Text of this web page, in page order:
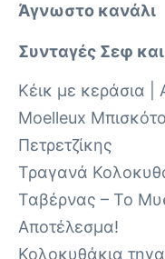
Άγνωστο κανάλι
Συνταγές Σεφ
Κέικ με κεράσια
Moelleux
Πετρετζίκης
Τραγανά
Ταβέρνας – Το
Αποτέλεσμα!
Κολοκυθάκια